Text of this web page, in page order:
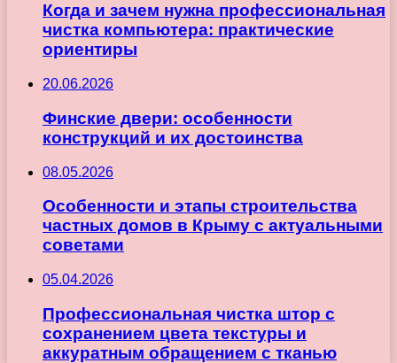
Когда и зачем нужна профессиональная
чистка компьютера: практические
ориентиры
20.06.2026
Финские двери: особенности
конструкций и их достоинства
08.05.2026
Особенности и этапы строительства
частных домов в Крыму с актуальными
советами
05.04.2026
Профессиональная чистка штор с
сохранением цвета текстуры и
аккуратным обращением с тканью